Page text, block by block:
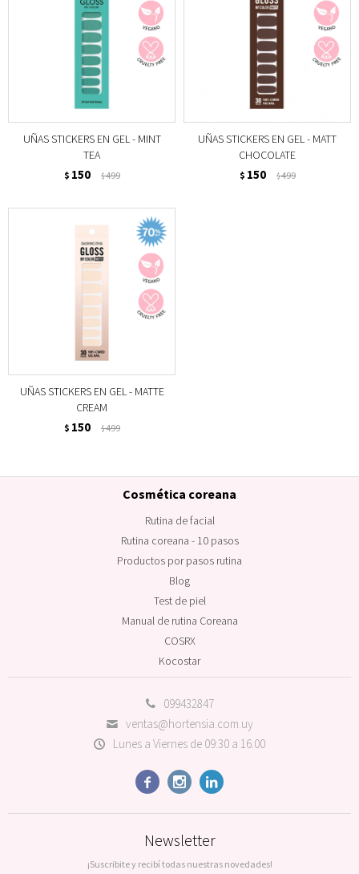
UÑAS STICKERS EN GEL - MINT
TEA
$ 150 $499
UÑAS STICKERS EN GEL - MATT
CHOCOLATE
$ 150 $499
UÑAS STICKERS EN GEL - MATTE
CREAM
$ 150 $499
099432847
ventas@hortensia.com.uy
Lunes a Viernes de 09:30 a 16:00
  
Cosmética coreana
Rutina de facial
Rutina coreana - 10 pasos
Productos por pasos rutina
Blog
Test de piel
Manual de rutina Coreana
COSRX
Kocostar
Newsletter
¡Suscribite y recibí todas nuestras novedades!